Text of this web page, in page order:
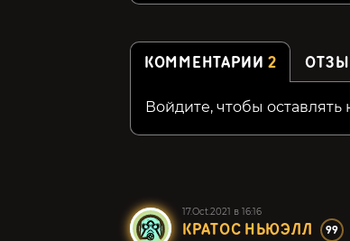
КОММЕНТАРИИ 2
Войдите, чтобы
17.Oct.2021 в 16:16
КРАТОС НЬЮЭЛЛ 99